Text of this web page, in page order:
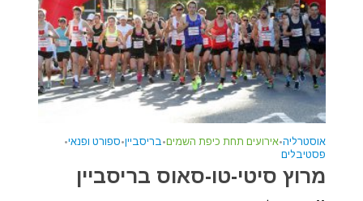
אוסטרליה•אירועים תחת כיפת השמים• בריסביין•ספורט ופנאי•
פסטיבלים
מרוץ סיטי-טו-סאוס בריסביין